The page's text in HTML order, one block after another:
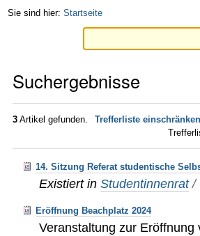
Sie sind hier: Startseite
Suchergebnisse
3 Artikel gefunden.
Trefferliste einschränken
14. Sitzung Referat studentische
Existiert in Studentinnenrat /
Eröffnung Beachplatz 2024
Veranstaltung zur